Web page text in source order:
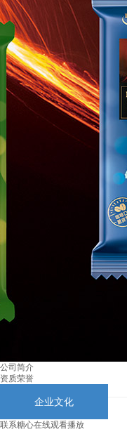
公司简介
资质荣誉
企业文化
联系糖心在线观看播放